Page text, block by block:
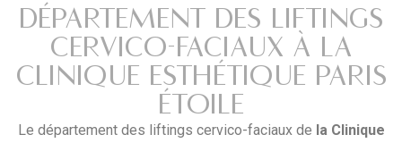
DÉPARTEMENT DES LIFTINGS
CERVICO-FACIAUX À LA
CLINIQUE ESTHÉTIQUE PARIS
ÉTOILE
Le département des liftings cervico-faciaux de la Clinique